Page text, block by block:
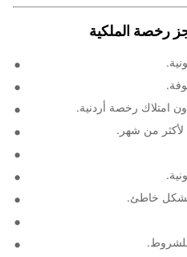
رخصة الملكية
امتلاك رخصة أردنية.
لأكثر من شهر.
بشكل خاطئ.
للشروط.